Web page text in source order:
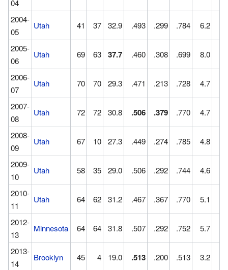
04
2004-
05
Utah 41 37 32.9 .493 .299 .784 6.2
2005-
06
Utah 69 63 37.7 .460 .308 .699 8.0
2006-
07
Utah 70 70 29.3 .471 .213 .728 4.7
2007-
08
Utah 72 72 30.8 .506 .379 .770 4.7
2008-
09
Utah 67 10 27.3 .449 .274 .785 4.8
2009-
10
Utah 58 35 29.0 .506 .292 .744 4.6
2010-
11
Utah 64 62 31.2 .467 .367 .770 5.1
2012-
13
Minnesota 64 64 31.8 .507 .292 .752 5.7
2013-
14
Brooklyn 45 4 19.0 .513 .200 .513 3.2